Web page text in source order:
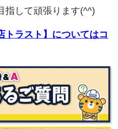
指して頑張ります(^^)
トラスト】についてはコ